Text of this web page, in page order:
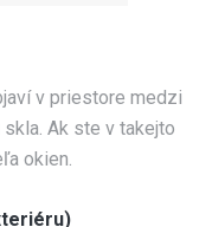
v priestore medzi
Ak ste v takejto
okien.